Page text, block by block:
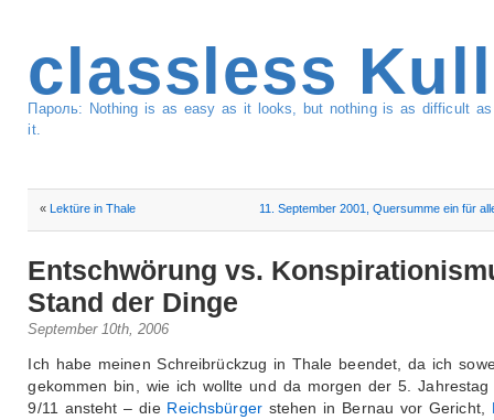
classless
Пароль: Nothing is as easy as it looks, but nothing is as difficult
it.
«Lektüre in Thale 11. September 2001, Quersumme ein für
Entschwörung vs.
Stand der Dinge
September 10th, 2006
Ich habe meinen Schreibrückzug in Thale beendet, da ich
gekommen bin, wie ich wollte und da morgen der 5. Jahrestag
9/11 ansteht – die Reichsbürgerstehen in Bernau vor Gericht,